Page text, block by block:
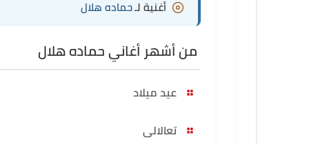
أغنية لـحماده هلال
من أشهر أغاني حماده هلال
عيد ميلاد
تعالالى